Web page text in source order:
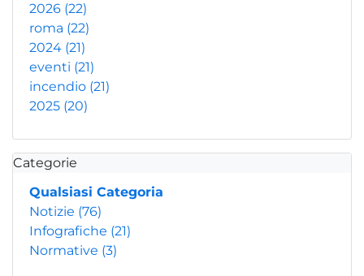
2026 (22)
roma (22)
2024 (21)
eventi (21)
incendio (21)
2025 (20)
Categorie
Qualsiasi Categoria
Notizie (76)
Infografiche (21)
Normative (3)